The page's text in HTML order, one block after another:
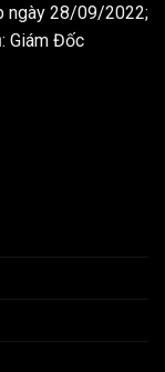
ngày 28/09/2022;
Giám Đốc